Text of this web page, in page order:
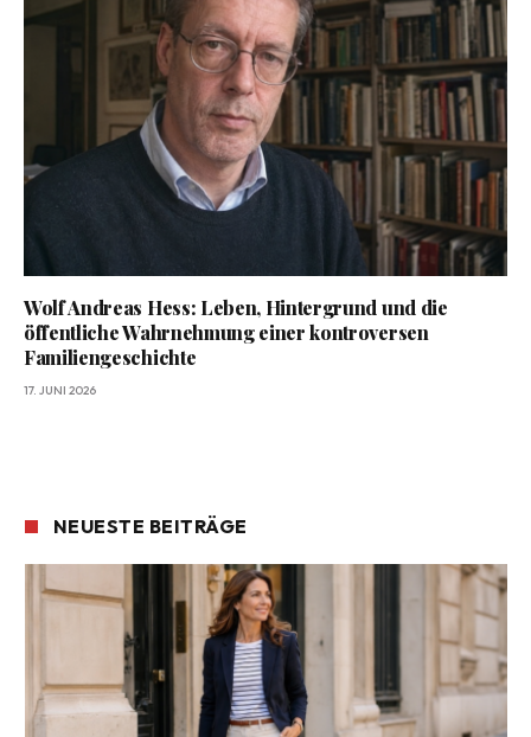
Wolf Andreas Hess: Leben, Hintergrund und die
öffentliche Wahrnehmung einer kontroversen
Familiengeschichte
17. JUNI 2026
NEUESTE BEITRÄGE